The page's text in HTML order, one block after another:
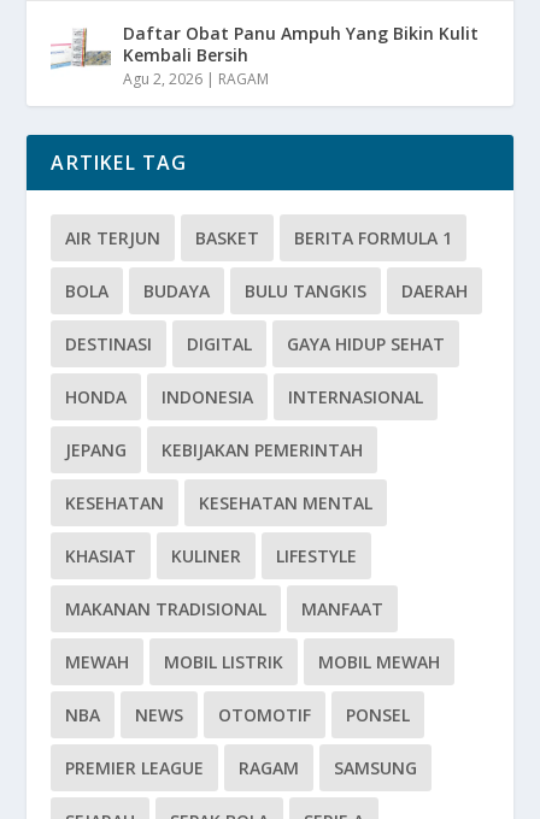
Daftar Obat Panu Ampuh Yang Bikin Kulit
Kembali Bersih
Agu 2, 2026 | RAGAM
ARTIKEL TAG
AIR TERJUN BASKET BERITA FORMULA 1
BOLA BUDAYA BULU TANGKIS DAERAH
DESTINASI DIGITAL GAYA HIDUP SEHAT
HONDA INDONESIA INTERNASIONAL
JEPANG KEBIJAKAN PEMERINTAH
KESEHATAN KESEHATAN MENTAL
KHASIAT KULINER LIFESTYLE
MAKANAN TRADISIONAL MANFAAT
MEWAH MOBIL LISTRIK MOBIL MEWAH
NBA NEWS OTOMOTIF PONSEL
PREMIER LEAGUE RAGAM SAMSUNG